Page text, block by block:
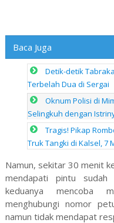
Baca Juga
Detik-detik
Terbelah Dua di Sergai
Oknum Polisi di
Selingkuh dengan
Tragis! Pikap
Truk Tangki di Kalsel, 7
Namun, sekitar 30 menit
mendapati pintu
keduanya mencoba
menghubungi nomor
namun tidak mendapat